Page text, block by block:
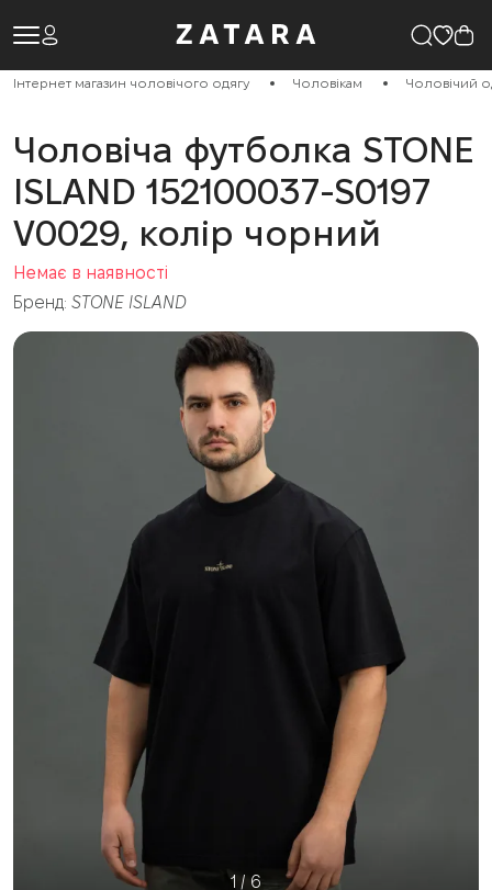
Інтернет магазин чоловічого одягу Чоловікам Чоловічий
Чоловіча футболка STONE
ISLAND 152100037-S0197
V0029, колір чорний
Немає в наявності
Бренд: STONE ISLAND
1 / 6